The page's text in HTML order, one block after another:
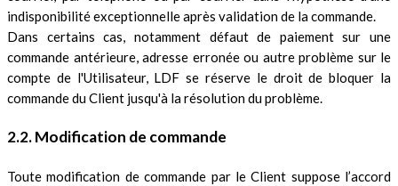
indisponibilité exceptionnelle après validation de la commande.
Dans certains cas, notamment défaut de paiement sur une
commande antérieure, adresse erronée ou autre problème sur le
compte de l'Utilisateur, LDF se réserve le droit de bloquer la
commande du Client jusqu'à la résolution du problème.
2.2. Modification de commande
Toute modification de commande par le Client suppose l’accord